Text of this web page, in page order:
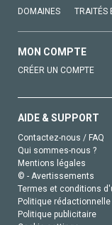
DOMAINES TRAITÉS
MON COMPTE
CRÉER UN COMPTE
AIDE & SUPPORT
Contactez-nous / FAQ
Qui sommes-nous ?
Mentions légales
© - Avertissements
Termes et conditions
Politique rédactionnelle
Politique publicitaire